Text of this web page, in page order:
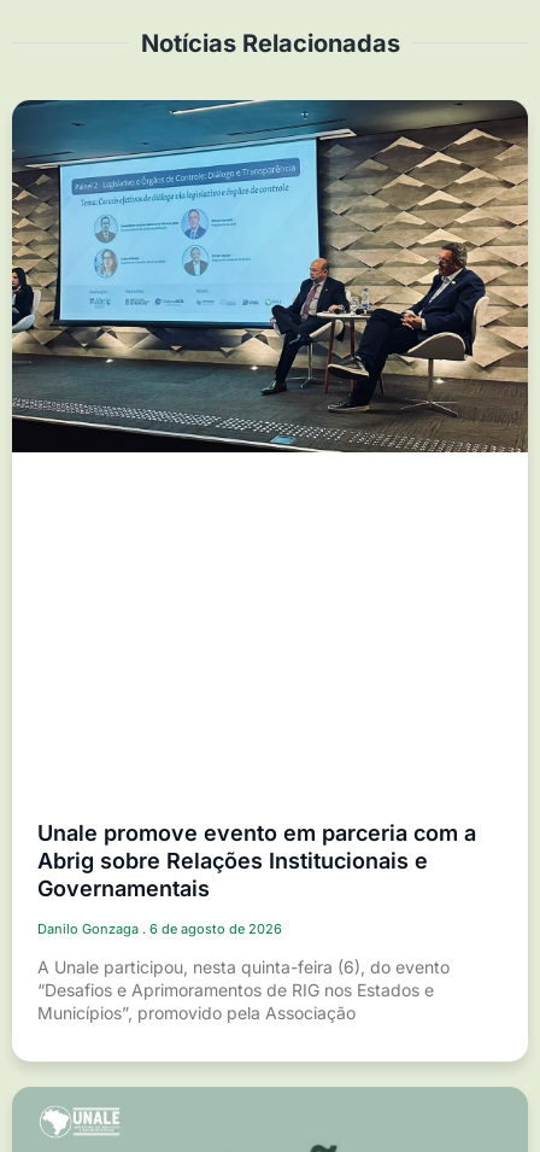
Notícias Relacionadas
Unale promove evento em parceria com a
Abrig sobre Relações Institucionais e
Governamentais
Danilo Gonzaga 6 de agosto de 2026
A Unale participou, nesta quinta-feira (6), do evento
“Desafios e Aprimoramentos de RIG nos Estados e
Municípios”, promovido pela Associação